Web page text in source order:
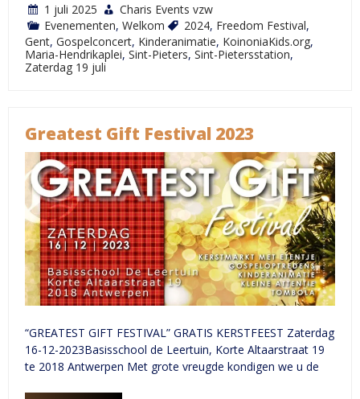
1 juli 2025
Charis Events vzw
Evenementen, Welkom 2024, Freedom Festival,
Gent, Gospelconcert, Kinderanimatie, KoinoniaKids.org,
Maria-Hendrikaplei, Sint-Pieters, Sint-Pietersstation,
Zaterdag 19 juli
Greatest Gift Festival 2023
“GREATEST GIFT FESTIVAL” GRATIS KERSTFEEST Zaterdag
16-12-2023Basisschool de Leertuin, Korte Altaarstraat 19
te 2018 Antwerpen Met grote vreugde kondigen we u de